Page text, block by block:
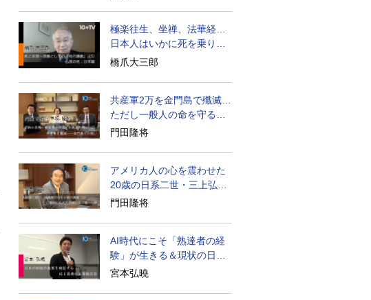
極楽往生、坐禅、法華経…
日本人はいかに死を乗り越
えるか
橋爪大三郎
共産軍2万を金門島で殲滅…
ただし一般人の命を守る軍
人の本義を重視
門田隆将
アメリカ人の心を震わせた
20歳の日系二世・三上弘文
の翻訳
門田隆将
AI時代にこそ「熟達者の経
験」が生きる＆現状の日本
経済の実情は
宮本弘曉